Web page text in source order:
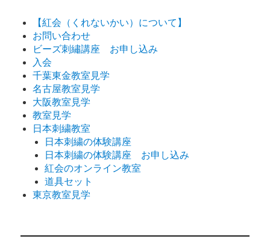
【紅会（くれないかい）について】
お問い合わせ
ビーズ刺繡講座 お申し込み
入会
千葉東金教室見学
名古屋教室見学
大阪教室見学
教室見学
日本刺繍教室
日本刺繍の体験講座
日本刺繍の体験講座 お申し込み
紅会のオンライン教室
道具セット
東京教室見学